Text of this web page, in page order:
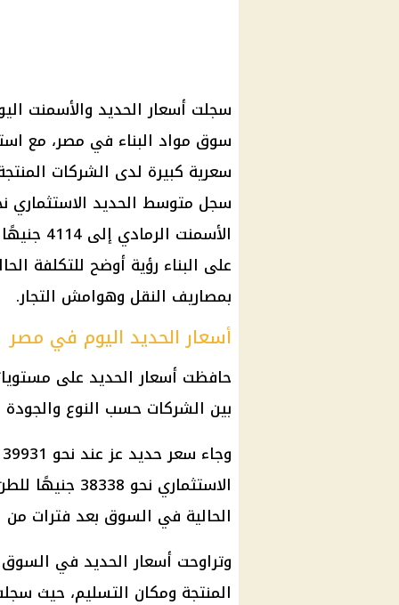
سجلت أسعار الحديد والأسمنت
سوق مواد البناء في مصر، مع
على البناء رؤية أوضح للتكلفة
بمصاريف النقل وهوامش التجار.
أسعار الحديد اليوم في مصر
حافظت أسعار الحديد على
بين الشركات حسب النوع
الاستثماري
الحالية في السوق بعد فترات من